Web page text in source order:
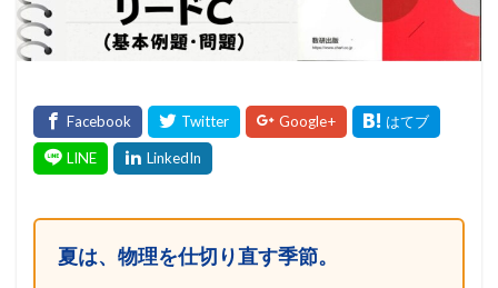
夏は、物理を仕切り直す季節。